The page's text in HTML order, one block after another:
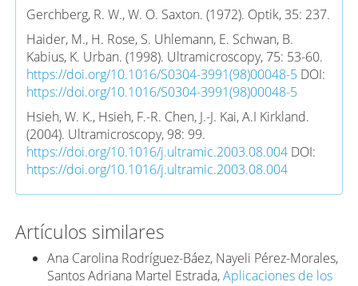
Gerchberg, R. W., W. O. Saxton. (1972). Optik, 35: 237.
Haider, M., H. Rose, S. Uhlemann, E. Schwan, B.
Kabius, K. Urban. (1998). Ultramicroscopy, 75: 53-60.
https://doi.org/10.1016/S0304-3991(98)00048-5 DOI:
https://doi.org/10.1016/S0304-3991(98)00048-5
Hsieh, W. K., Hsieh, F.-R. Chen, J.-J. Kai, A.I Kirkland.
(2004). Ultramicroscopy, 98: 99.
https://doi.org/10.1016/j.ultramic.2003.08.004DOI:
https://doi.org/10.1016/j.ultramic.2003.08.004
Kilaas, R. Software package.
Kisielowski, C. H. Frei, I. D. Sharp, J. A. Haber, S.
Helveg (2016). Adv. Struct. Chem. Imaging, 2: 13.
https://doi.org/10.1186/s40679-016-0027-9DOI:
Artículos similares
Ana Carolina Rodríguez-Báez, Nayeli Pérez-Morales,
Santos Adriana Martel Estrada,Aplicaciones de los